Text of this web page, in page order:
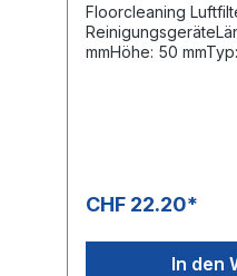
Floorcleaning
mmHöhe: 50
CHF 22.20*
In den